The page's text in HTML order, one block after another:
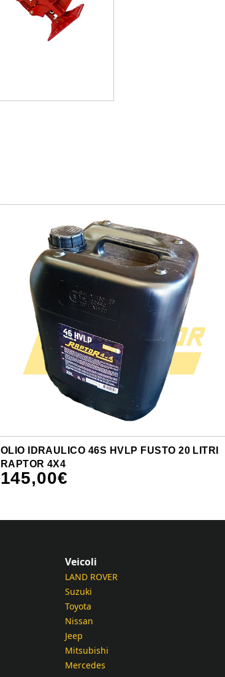
OLIO IDRAULICO 46S HVLP FUSTO 20 LITRI
RAPTOR 4X4
145,00€
Veicoli
LAND ROVER
Suzuki
Toyota
Nissan
Jeep
Mitsubishi
Mercedes